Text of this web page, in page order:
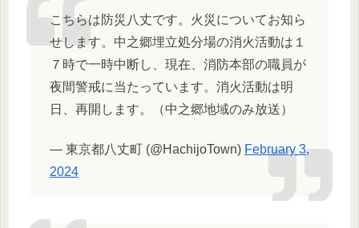
こちらは防災八丈です。火災についてお知ら
せします。中之郷埋立処分場の消火活動は１
７時で一時中断し、現在、消防本部の職員が
夜間警戒に当たっています。消火活動は明
日、再開します。（中之郷地域のみ放送）
— 東京都八丈町 (@HachijoTown) February 3,
2024